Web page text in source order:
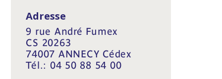
Adresse
9 rue André Fumex
CS 20263
74007 ANNECY Cédex
Tél.: 04 50 88 54 00